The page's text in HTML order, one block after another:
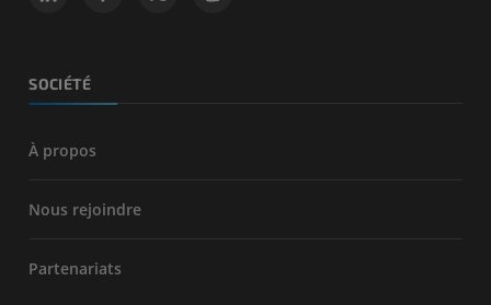
SOCIÉTÉ
À propos
Nous rejoindre
Partenariats